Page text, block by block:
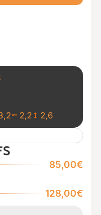
2,2 2,6
85,00€
128,00€